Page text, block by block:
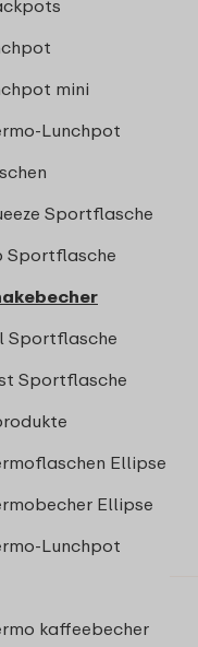
mini
Lunchpot
Sportflasche
Sportflasche
Sportflasche
Sportflasche
Ellipse
Ellipse
Lunchpot
kaffeebecher